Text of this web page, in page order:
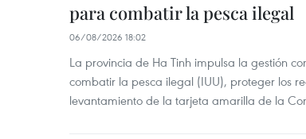
para combatir la pesca ilegal
06/08/2026 18:02
La provincia de Ha Tinh impulsa la gestión
combatir la pesca ilegal (IUU), proteger los
levantamiento de la tarjeta amarilla de la